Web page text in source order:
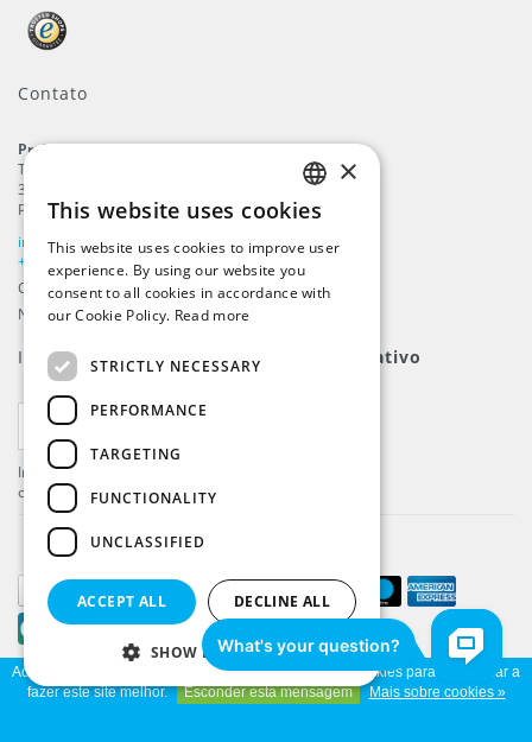
Contato
ProFlags B.V.
Tilbury 8
3897 AC
Países Baixos
info@beachflags.com
+31 (0) 85 401 4648
Câmara do Comércio: 92559840
Número de Contribuinte: NL866099657B01
Inscreva-se para nosso boletim informativo
Inscreva-se e receba as últimas novidades e
ofertas!
© Copyright 2026 Beachflags.com - Parte daProFlags BV
Ao utilizar o nosso site, você concorda com o uso de cookies para nos ajudar a
fazer este site melhor.
Esconder esta mensagem Mais sobre cookies »
ENGLISH
DUTCH
GERMAN
×
This website uses cookies
This website uses cookies to improve user
experience. By using our website you
consent to all cookies in accordance with
our Cookie Policy. Read more
STRICTLY NECESSARY
PERFORMANCE
TARGETING
FUNCTIONALITY
UNCLASSIFIED
ACCEPT ALL DECLINE ALL
SHOW DETAILS